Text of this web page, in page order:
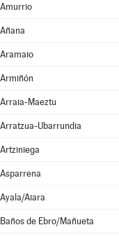
Amurrio
Añana
Aramaio
Armiñón
Arraia-Maeztu
Arratzua-Ubarrundia
Artziniega
Asparrena
Ayala/Aiara
Baños de Ebro/Mañueta